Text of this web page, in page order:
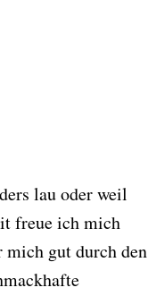
lau oder weil
freue ich mich
mich gut durch den